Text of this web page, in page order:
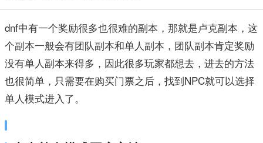
棋牌游戏
0款手游
飞行射击
27款手游
动作格斗
25款手游
策略塔防
体育竞速
22款手游
冒险解谜
模拟经营
dnf中有一个奖励很多也很难的副本，那就是卢克副本，这
个副本一般会有团队副本和单人副本，团队副本肯定奖励
没有单人副本来得多，因此很多玩家都想去，进去的方法
也很简单，只需要在购买门票之后，找到NPC就可以选择
单人模式进入了。